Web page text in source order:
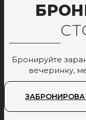
Бронируйте
вечеринку,